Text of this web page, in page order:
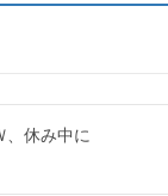
、休み中に